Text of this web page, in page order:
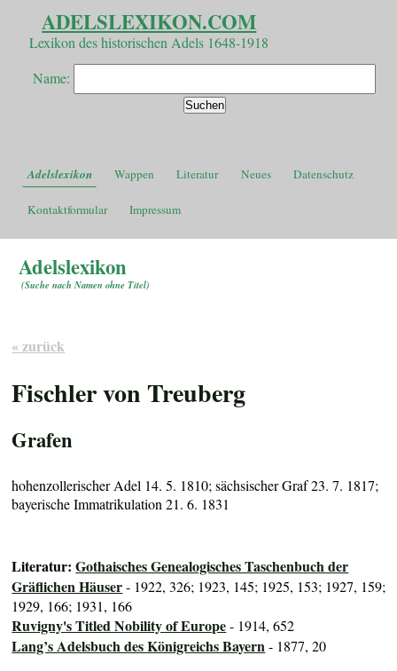
ADELSLEXIKON.COM
Lexikon des historischen Adels 1648-1918
Name:
Adelslexikon Wappen Literatur Neues Datenschutz
Kontaktformular Impressum
Adelslexikon
(Suche nach Namen ohne Titel)
« zurück
Fischler von Treuberg
Grafen
hohenzollerischer Adel 14. 5. 1810; sächsischer Graf 23. 7. 1817;
bayerische Immatrikulation 21. 6. 1831
Literatur:Gothaisches Genealogisches Taschenbuch der
Gräflichen Häuser- 1922, 326; 1923, 145; 1925, 153; 1927, 159;
1929, 166; 1931, 166
Ruvigny's Titled Nobility of Europe- 1914, 652
Lang’s Adelsbuch des Königreichs Bayern- 1877, 20